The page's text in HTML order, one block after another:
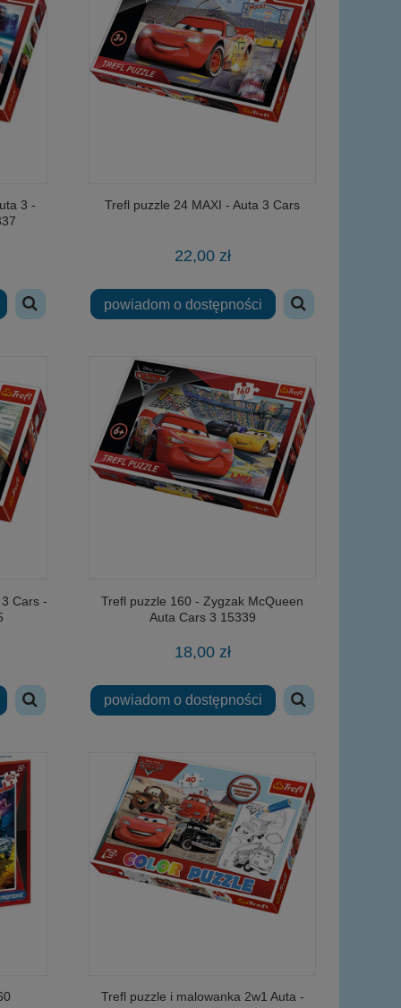
3 -
Trefl puzzle 24 MAXI - Auta 3 Cars
22,00 zł
powiadom o dostępności
Cars -
Trefl puzzle 160 - Zygzak McQueen
Auta Cars 3 15339
18,00 zł
powiadom o dostępności
Trefl puzzle i malowanka 2w1 Auta -